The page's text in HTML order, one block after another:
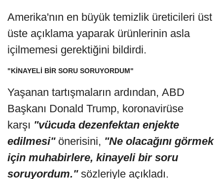
Amerika'nın en büyük temizlik üreticileri üst
üste açıklama yaparak ürünlerinin asla
içilmemesi gerektiğini bildirdi.
"KİNAYELİ BİR SORU SORUYORDUM"
Yaşanan tartışmaların ardından, ABD
Başkanı Donald Trump, koronavirüse
karşı "vücuda dezenfektan enjekte
edilmesi" önerisini, "Ne olacağını görmek
için muhabirlere, kinayeli bir soru
soruyordum."sözleriyle açıkladı.